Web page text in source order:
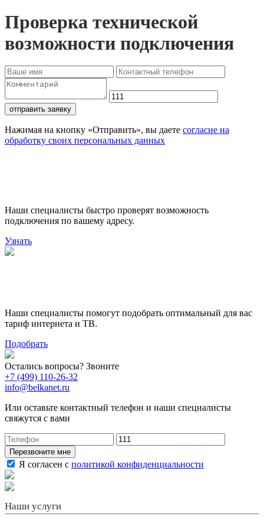
Проверка технической
возможности подключения
отправить заявку
Нажимая на кнопку «Отправить», вы даете согласие на
обработку своих персональных данных
Наши специалисты быстро проверят возможность
подключения по вашему адресу.
Узнать
Наши специалисты помогут подобрать оптимальный для вас
тариф интернета и ТВ.
Подобрать
Остались вопросы? Звоните
+7 (499) 110-26-32
info@belkanet.ru
Или оставьте контактный телефон и наши специалисты
свяжутся с вами
Перезвоните мне
Я согласен с политикой конфиденциальности
Наши услуги